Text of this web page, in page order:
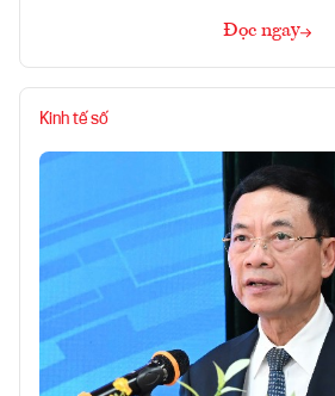
Đọc ngay
Kinh tế số